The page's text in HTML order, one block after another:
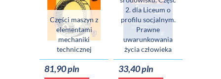
Części maszyn z
elementami
mechaniki
technicznej
81,90 pln
2. dla Liceum o
profilu socjalnym.
Prawne
uwarunkowania
życia człowieka
33,40 pln